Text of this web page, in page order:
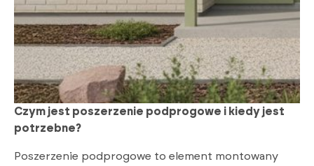
Czym jest poszerzenie podprogowe i kiedy jest
potrzebne?
Poszerzenie podprogowe to element montowany